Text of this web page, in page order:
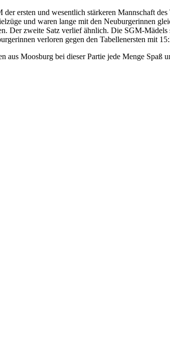
ersten und wesentlich stärkeren Mannschaft
und waren lange mit den Neuburgerinnen
Der zweite Satz verlief ähnlich. Die SGM-
verloren gegen den Tabellenersten mit
aus Moosburg bei dieser Partie jede Menge